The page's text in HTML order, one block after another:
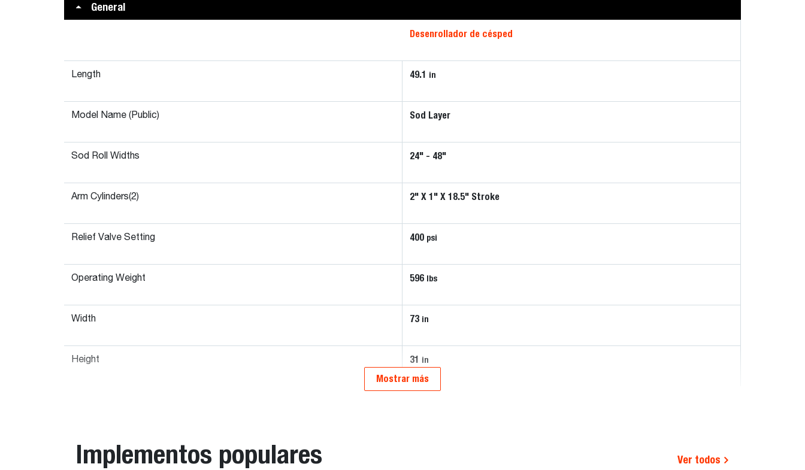
General
Desenrollador de césped
Length 49.1 in
Model Name (Public) Sod Layer
Sod Roll Widths 24" - 48"
Arm Cylinders(2) 2" X 1" X 18.5" Stroke
Relief Valve Setting 400 psi
Operating Weight 596 lbs
Width 73 in
Height 31 in
Mostrar más
Implementos populares Ver todos